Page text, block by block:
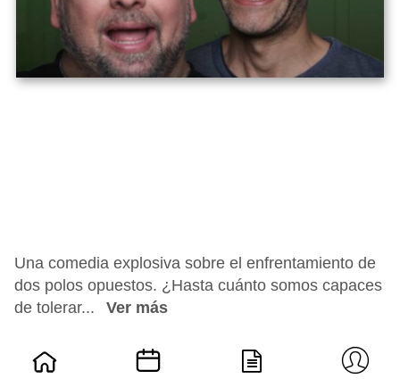
Una comedia explosiva sobre el enfrentamiento de
dos polos opuestos. ¿Hasta cuánto somos capaces
de tolerar...
Ver más